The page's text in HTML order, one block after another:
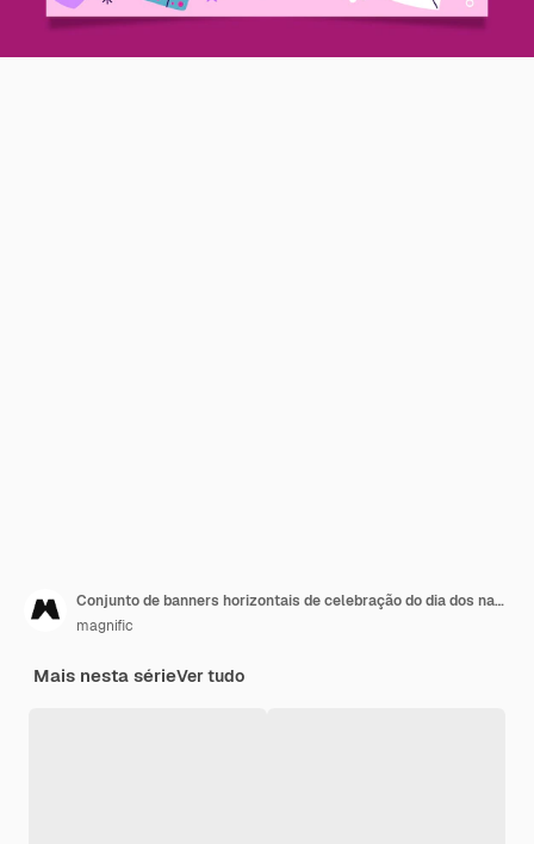
Conjunto de banners horizontais de celebração do dia dos namorados
magnific
Mais nesta sérieVer tudo